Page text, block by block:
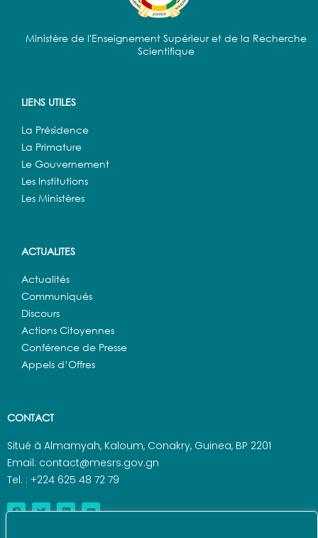
Ministère de l'Enseignement Supérieur et de la Recherche
Scientifique
LIENS UTILES
La Présidence
La Primature
Le Gouvernement
Les Institutions
Les Ministères
ACTUALITES
Actualités
Communiqués
Discours
Actions Citoyennes
Conférence de Presse
Appels d’Offres
CONTACT
Situé à Almamyah, Kaloum, Conakry, Guinea, BP 2201
Email: contact@mesrs.gov.gn
Tel. : +224 625 48 72 79